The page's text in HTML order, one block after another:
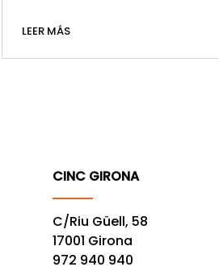
LEER MÁS
CINC GIRONA
C/Riu Güell, 58
17001 Girona
972 940 940